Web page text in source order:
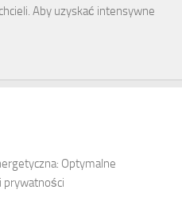
Aby uzyskać intensywne
Optymalne
prywatności